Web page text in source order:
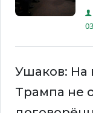
Ушаков: На
Трампа не